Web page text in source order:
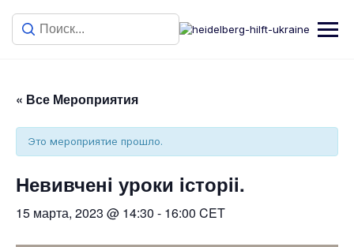
« Все Мероприятия
Это мероприятие прошло.
Невивченi уроки iсторii.
15 марта, 2023 @ 14:30 - 16:00 CET